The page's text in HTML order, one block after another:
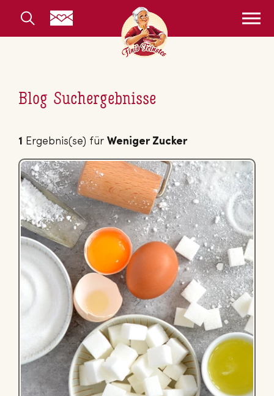
Blog Suchergebnisse
1 Ergebnis(se) für Weniger Zucker